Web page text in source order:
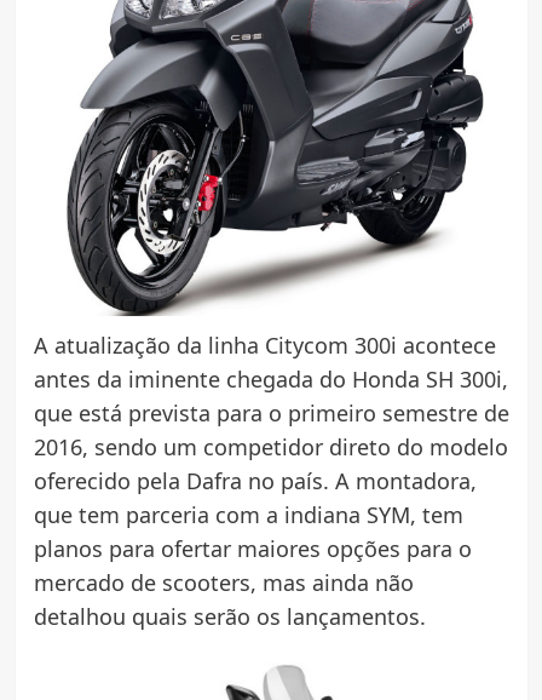
A atualização da linha Citycom 300i acontece
antes da iminente chegada do Honda SH 300i,
que está prevista para o primeiro semestre de
2016, sendo um competidor direto do modelo
oferecido pela Dafra no país. A montadora,
que tem parceria com a indiana SYM, tem
planos para ofertar maiores opções para o
mercado de scooters, mas ainda não
detalhou quais serão os lançamentos.